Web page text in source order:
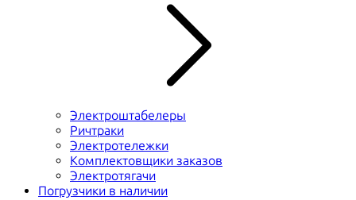
Электроштабелеры
Ричтраки
Электротележки
Комплектовщики заказов
Электротягачи
Погрузчики в наличии